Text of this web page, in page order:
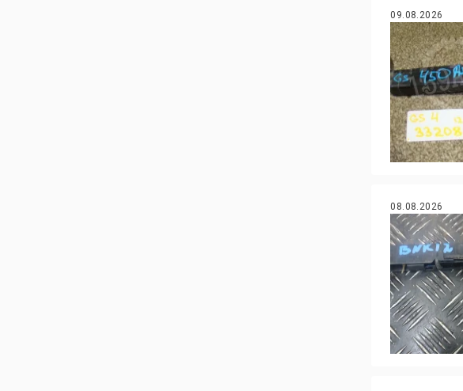
09.08.2026
08.08.2026